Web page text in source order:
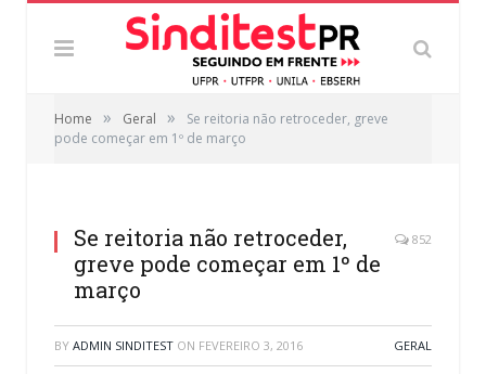
Home » Geral »
Se reitoria não retroceder, greve
pode começar em 1º de março
Se reitoria não retroceder,
greve pode começar em 1º de
março
852
BY ADMIN SINDITEST ON FEVEREIRO 3, 2016 GERAL